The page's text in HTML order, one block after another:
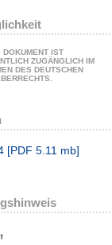
DOKUMENT IST
ZUGÄNGLICH IM
DES DEUTSCHEN
[PDF 5.11 mb]